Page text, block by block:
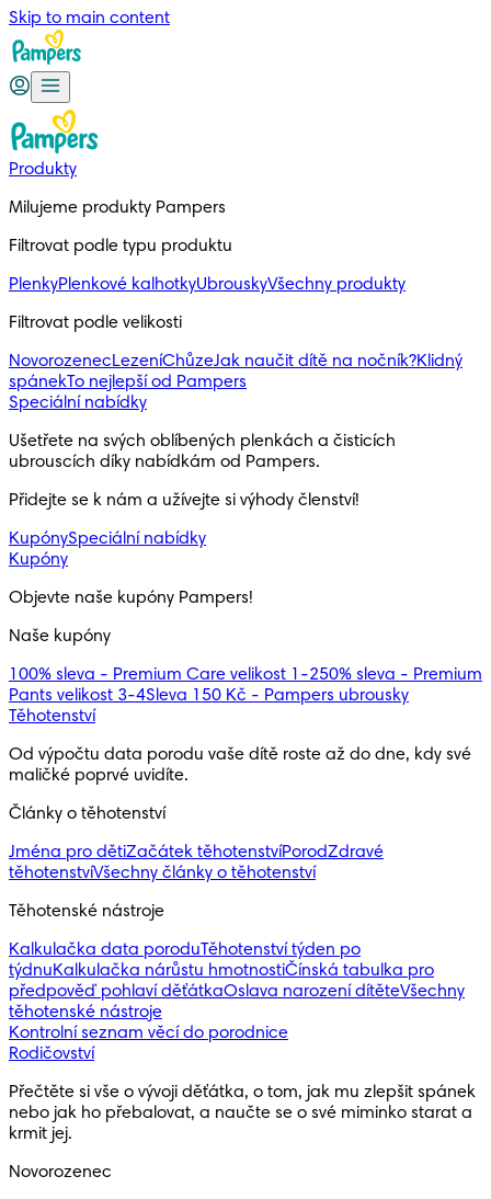
Skip to main content
Produkty
Milujeme produkty Pampers
Filtrovat podle typu produktu
PlenkyPlenkové kalhotkyUbrouskyVšechny produkty
Filtrovat podle velikosti
NovorozenecLezeníChůzeJak naučit dítě na nočník?Klidný
spánekTo nejlepší od Pampers
Speciální nabídky
Ušetřete na svých oblíbených plenkách a čisticích
ubrouscích díky nabídkám od Pampers.
Přidejte se k nám a užívejte si výhody členství!
KupónySpeciální nabídky
Kupóny
Objevte naše kupóny Pampers!
Naše kupóny
100% sleva - Premium Care velikost 1-250% sleva - Premium
Pants velikost 3-4Sleva 150 Kč - Pampers ubrousky
Těhotenství
Od výpočtu data porodu vaše dítě roste až do dne, kdy své
maličké poprvé uvidíte.
Články o těhotenství
Jména pro dětiZačátek těhotenstvíPorodZdravé
těhotenstvíVšechny články o těhotenství
Těhotenské nástroje
Kalkulačka data poroduTěhotenství týden po
týdnuKalkulačka nárůstu hmotnostiČínská tabulka pro
předpověď pohlaví děťátkaOslava narození dítěteVšechny
těhotenské nástroje
Kontrolní seznam věcí do porodnice
Rodičovství
Přečtěte si vše o vývoji děťátka, o tom, jak mu zlepšit spánek
nebo jak ho přebalovat, a naučte se o své miminko starat a
krmit jej.
Novorozenec